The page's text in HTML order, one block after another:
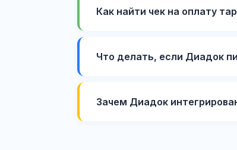
Как найти чек на оплату
Что делать, если Диадок
Зачем Диадок